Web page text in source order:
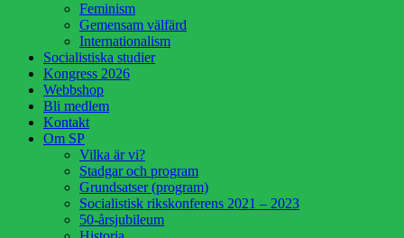
Feminism
Gemensam välfärd
Internationalism
Socialistiska studier
Kongress 2026
Webbshop
Bli medlem
Kontakt
Om SP
Vilka är vi?
Stadgar och program
Grundsatser (program)
Socialistisk rikskonferens 2021 – 2023
50-årsjubileum